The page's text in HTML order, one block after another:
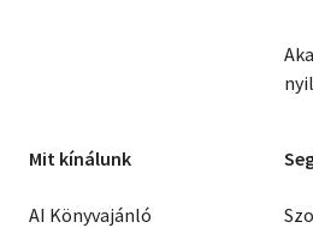
Mit kínálunk
AI Könyvajánló